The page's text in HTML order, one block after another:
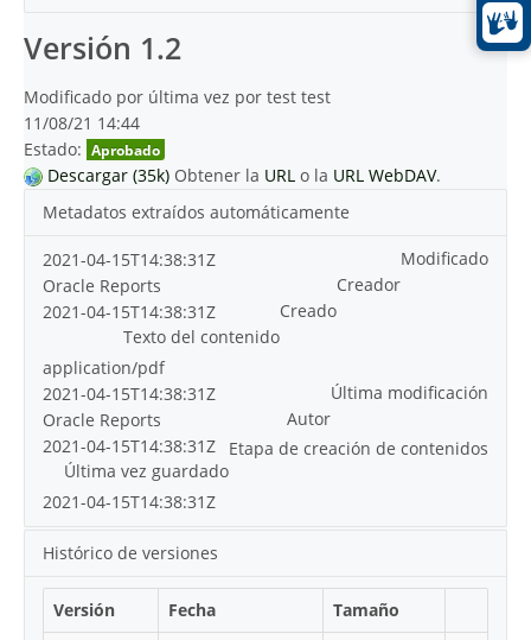
Versión 1.2
Modificado por última vez por test test
11/08/21 14:44
Estado: Aprobado
Descargar (35k) Obtener la URL o la URL WebDAV.
Metadatos extraídos automáticamente
Modificado
2021-04-15T14:38:31Z
Creador
Oracle Reports
Creado
2021-04-15T14:38:31Z
Texto del contenido
application/pdf
Última modificación
2021-04-15T14:38:31Z
Autor
Oracle Reports
Etapa de creación de contenidos
2021-04-15T14:38:31Z
Última vez guardado
2021-04-15T14:38:31Z
Histórico de versiones
Versión Fecha
Tamaño